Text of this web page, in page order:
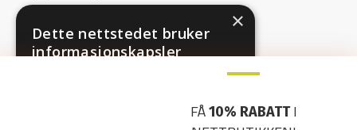
Snarveier
FÅ10% RABATTI
×
Dette nettstedet bruker
informasjonskapsler
forbedre din opplevelse. Ved å bruke